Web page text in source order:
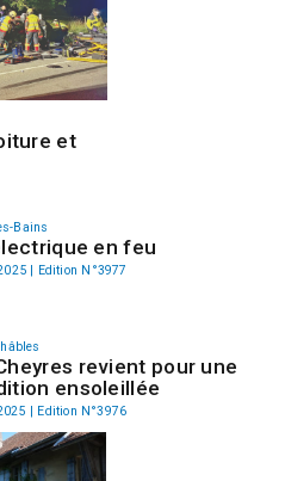
et
Bains
en feu
| Edition N°3977
revient pour une
ensoleillée
| Edition N°3976